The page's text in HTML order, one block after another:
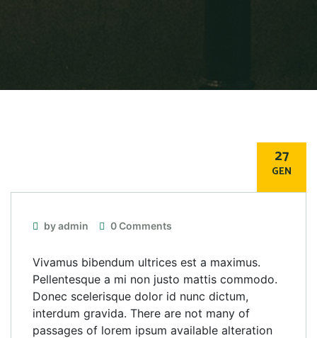
27
GEN
by admin 0 Comments
Vivamus bibendum ultrices est a maximus.
Pellentesque a mi non justo mattis commodo.
Donec scelerisque dolor id nunc dictum,
interdum gravida. There are not many of
passages of lorem ipsum available alteration